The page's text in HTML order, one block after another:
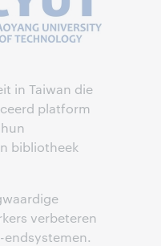
in Taiwan die
platform
bibliotheek
verbeteren